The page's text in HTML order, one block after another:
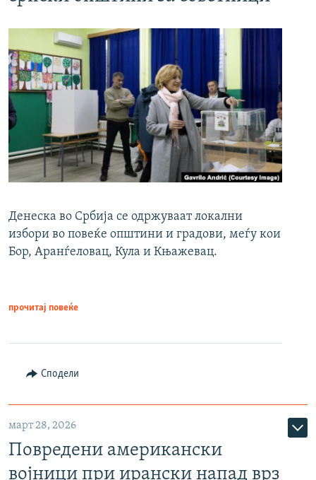
Денеска во Србија се одржуваат локални
избори во повеќе општини и градови, меѓу кои
Бор, Аранѓеловац, Кула и Књажевац.
прочитај повеќе
Сподели
март 28, 2026
Повредени американски
војници при ирански напад врз